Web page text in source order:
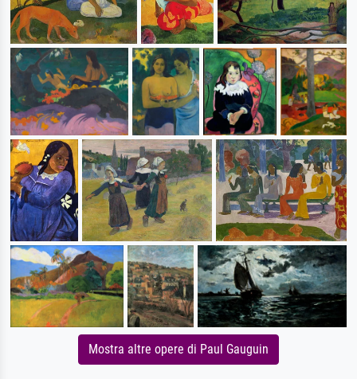
Mostra altre opere di Paul Gauguin